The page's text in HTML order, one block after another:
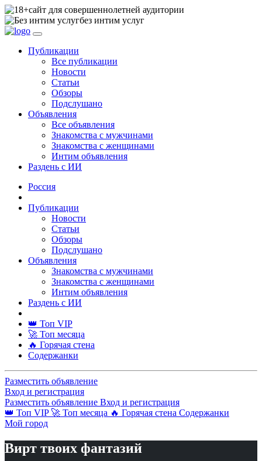
сайт для совершеннолетней аудитории
без интим услуг
Публикации
Все публикации
Новости
Статьи
Обзоры
Подслушано
Объявления
Все объявления
Знакомства с мужчинами
Знакомства с женщинами
Интим объявления
Раздень с ИИ
Россия
Публикации
Новости
Статьи
Обзоры
Подслушано
Объявления
Знакомства с мужчинами
Знакомства с женщинами
Интим объявления
Раздень с ИИ
👑 Топ VIP
🚀 Топ месяца
🔥 Горячая стена
Содержанки
Разместить объявление
Вход и регистрация
Разместить объявление Вход и регистрация
👑 Топ VIP 🚀 Топ месяца 🔥 Горячая стена Содержанки
Мой город
Вирт твоих фантазий